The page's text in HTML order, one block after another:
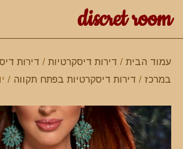
discret room
עמוד הבית / דירות דיסקרטיות / דירות
במרכז / דירות דיסקרטיות בפתח תקווה /